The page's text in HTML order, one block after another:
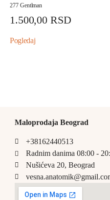
277 Gentlman
1.500,00RSD
Pogledaj
Maloprodaja Beograd
+38162440513
Radnim danima 08:00 -
Nušićeva 20, Beograd